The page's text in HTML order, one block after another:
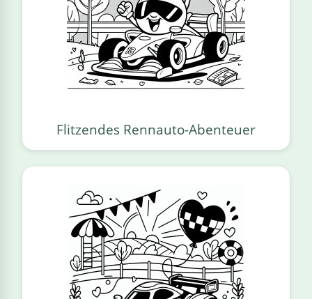
Flitzendes Rennauto-Abenteuer